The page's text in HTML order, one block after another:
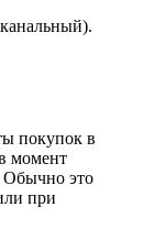
покупок в
момент
Обычно это
при